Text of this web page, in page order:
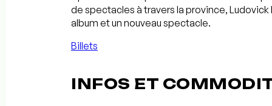
de spectacles à travers la province,
album et un nouveau spectacle.
Billets
INFOS ET